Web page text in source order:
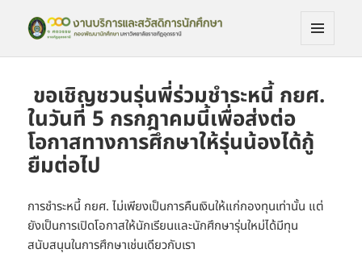
งานบริการและสวัดิการนักศึกษา
ขอเชิญชวนรุ่นพี่ร่วมชำระหนี้ กยศ.
ในวันที่ 5 กรกฎาคมนี้เพื่อส่งต่อ
โอกาสทางการศึกษาให้รุ่นน้องได้กู้
ยืมต่อไป
การชำระหนี้ กยศ. ไม่เพียงเป็นการคืนเงินให้แก่กองทุนเท่านั้น แต่
ยังเป็นการเปิดโอกาสให้นักเรียนและนักศึกษารุ่นใหม่ได้มีทุน
สนับสนุนในการศึกษาเช่นเดียวกับเรา